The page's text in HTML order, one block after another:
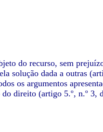
do recurso, sem
solução dada a outras
os argumentos
direito (artigo 5.º, n.º 3,